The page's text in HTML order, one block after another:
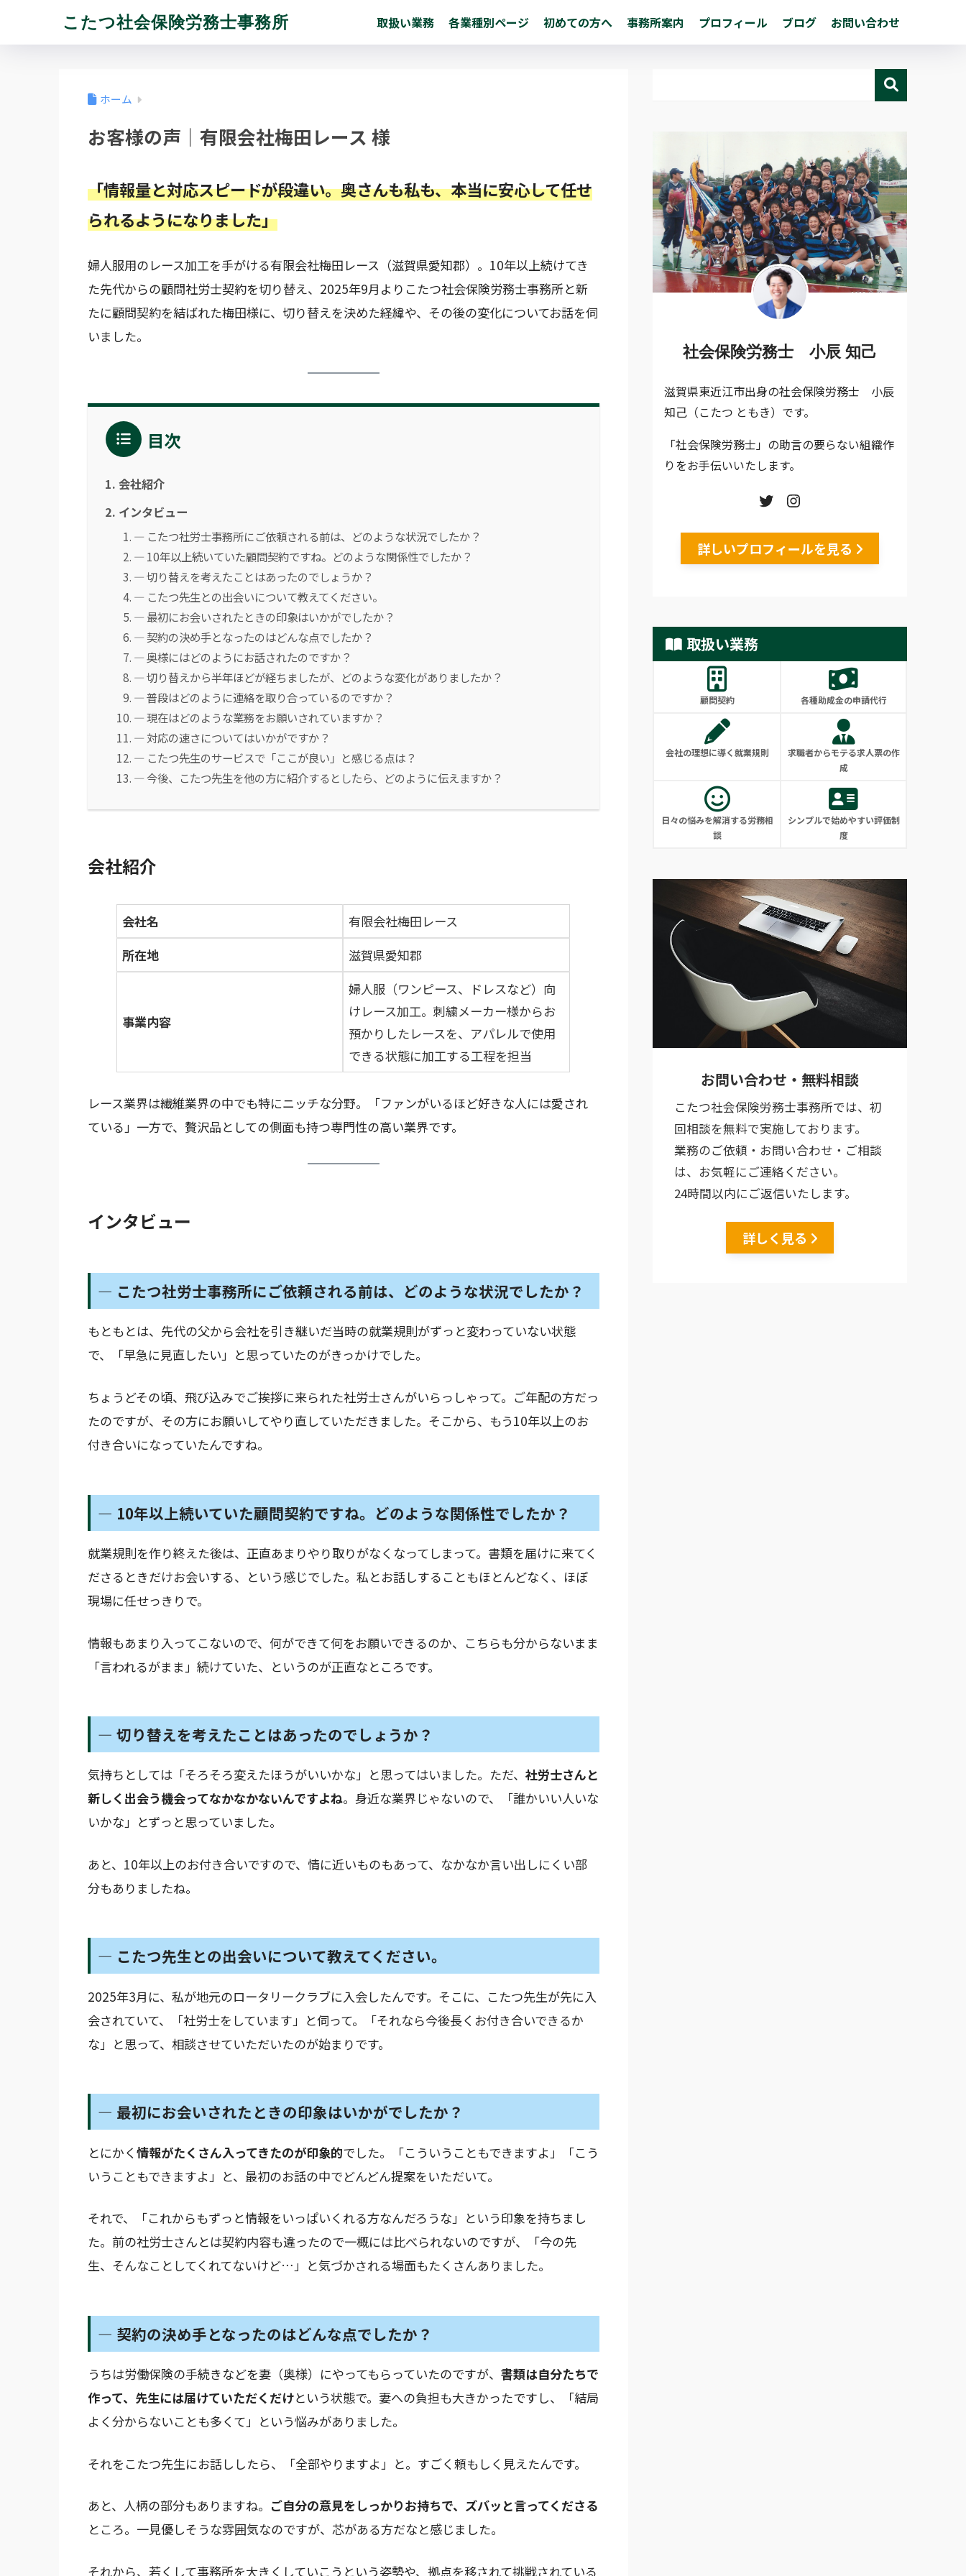
こたつ社会保険労務士事務所 取扱い業務 各業種別ページ 初めての方へ 事務所案内 プロフィール ブログ お問い合わせ
ホーム
お客様の声｜有限会社梅田レース 様
「情報量と対応スピードが段違い。奥さんも私も、本当に安心して任せ
られるようになりました」
婦人服用のレース加工を手がける有限会社梅田レース（滋賀県愛知郡）。10年以上続けてき
た先代からの顧問社労士契約を切り替え、2025年9月よりこたつ社会保険労務士事務所と新
たに顧問契約を結ばれた梅田様に、切り替えを決めた経緯や、その後の変化についてお話を伺
いました。
目次
会社紹介
インタビュー
― こたつ社労士事務所にご依頼される前は、どのような状況でしたか？
― 10年以上続いていた顧問契約ですね。どのような関係性でしたか？
― 切り替えを考えたことはあったのでしょうか？
― こたつ先生との出会いについて教えてください。
― 最初にお会いされたときの印象はいかがでしたか？
― 契約の決め手となったのはどんな点でしたか？
― 奥様にはどのようにお話されたのですか？
― 切り替えから半年ほどが経ちましたが、どのような変化がありましたか？
― 普段はどのように連絡を取り合っているのですか？
― 現在はどのような業務をお願いされていますか？
― 対応の速さについてはいかがですか？
― こたつ先生のサービスで「ここが良い」と感じる点は？
― 今後、こたつ先生を他の方に紹介するとしたら、どのように伝えますか？
会社紹介
会社名
有限会社梅田レース
所在地
滋賀県愛知郡
事業内容
婦人服（ワンピース、ドレスなど）向
けレース加工。刺繍メーカー様からお
預かりしたレースを、アパレルで使用
できる状態に加工する工程を担当
レース業界は繊維業界の中でも特にニッチな分野。「ファンがいるほど好きな人には愛され
ている」一方で、贅沢品としての側面も持つ専門性の高い業界です。
インタビュー
― こたつ社労士事務所にご依頼される前は、どのような状況でしたか？
もともとは、先代の父から会社を引き継いだ当時の就業規則がずっと変わっていない状態
で、「早急に見直したい」と思っていたのがきっかけでした。
ちょうどその頃、飛び込みでご挨拶に来られた社労士さんがいらっしゃって。ご年配の方だっ
たのですが、その方にお願いしてやり直していただきました。そこから、もう10年以上のお
付き合いになっていたんですね。
― 10年以上続いていた顧問契約ですね。どのような関係性でしたか？
就業規則を作り終えた後は、正直あまりやり取りがなくなってしまって。書類を届けに来てく
ださるときだけお会いする、という感じでした。私とお話しすることもほとんどなく、ほぼ
現場に任せっきりで。
情報もあまり入ってこないので、何ができて何をお願いできるのか、こちらも分からないまま
「言われるがまま」続けていた、というのが正直なところです。
― 切り替えを考えたことはあったのでしょうか？
気持ちとしては「そろそろ変えたほうがいいかな」と思ってはいました。ただ、 社労士さんと
新しく出会う機会ってなかなかないんですよね。身近な業界じゃないので、「誰かいい人いな
いかな」とずっと思っていました。
あと、10年以上のお付き合いですので、情に近いものもあって、なかなか言い出しにくい部
分もありましたね。
― こたつ先生との出会いについて教えてください。
2025年3月に、私が地元のロータリークラブに入会したんです。そこに、こたつ先生が先に入
会されていて、「社労士をしています」と伺って。「それなら今後長くお付き合いできるか
な」と思って、相談させていただいたのが始まりです。
― 最初にお会いされたときの印象はいかがでしたか？
とにかく 情報がたくさん入ってきたのが印象的でした。「こういうこともできますよ」「こう
いうこともできますよ」と、最初のお話の中でどんどん提案をいただいて。
それで、「これからもずっと情報をいっぱいくれる方なんだろうな」という印象を持ちまし
た。前の社労士さんとは契約内容も違ったので一概には比べられないのですが、「今の先
生、そんなことしてくれてないけど…」と気づかされる場面もたくさんありました。
― 契約の決め手となったのはどんな点でしたか？
うちは労働保険の手続きなどを妻（奥様）にやってもらっていたのですが、 書類は自分たちで
作って、先生には届けていただくだけという状態で。妻への負担も大きかったですし、「結局
よく分からないことも多くて」という悩みがありました。
それをこたつ先生にお話ししたら、「全部やりますよ」と。すごく頼もしく見えたんです。
あと、人柄の部分もありますね。 ご自分の意見をしっかりお持ちで、ズバッと言ってくださる
ところ。一見優しそうな雰囲気なのですが、芯がある方だなと感じました。
それから、若くして事務所を大きくしていこうという姿勢や、拠点を移されて挑戦されている
社会保険労務士 小辰 知己
滋賀県東近江市出身の社会保険労務士 小辰
知己（こたつ ともき）です。
「社会保険労務士」の助言の要らない組織作
りをお手伝いいたします。
詳しいプロフィールを見る
取扱い業務
顧問契約 各種助成金の申請代行
会社の理想に導く就業規則
求職者からモテる求人票の作
成
日々の悩みを解消する労務相
談
シンプルで始めやすい評価制
度
お問い合わせ・無料相談
こたつ社会保険労務士事務所では、初
回相談を無料で実施しております。
業務のご依頼・お問い合わせ・ご相談
は、お気軽にご連絡ください。
24時間以内にご返信いたします。
詳しく見る